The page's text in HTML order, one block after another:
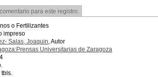
para este registro.
o Fertilizantes
impreso
Salas, Joaquin, Autor
Universitarias de Zaragoza
tbls.